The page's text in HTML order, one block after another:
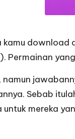
download
Permainan
Sebab
mereka